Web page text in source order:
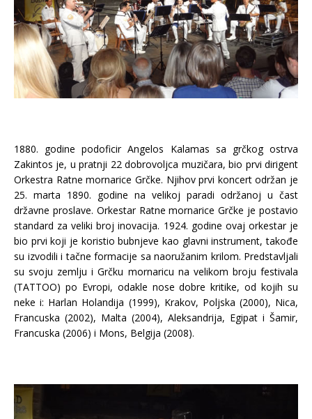
1880. godine podoficir Angelos Kalamas sa grčkog ostrva
Zakintos je, u pratnji 22 dobrovoljca muzičara, bio prvi dirigent
Orkestra Ratne mornarice Grčke. Njihov prvi koncert održan je
25. marta 1890. godine na velikoj paradi održanoj u čast
državne proslave. Orkestar Ratne mornarice Grčke je postavio
standard za veliki broj inovacija. 1924. godine ovaj orkestar je
bio prvi koji je koristio bubnjeve kao glavni instrument, takođe
su izvodili i tačne formacije sa naoružanim krilom. Predstavljali
su svoju zemlju i Grčku mornaricu na velikom broju festivala
(TATTOO) po Evropi, odakle nose dobre kritike, od kojih su
neke i: Harlan Holandija (1999), Krakov, Poljska (2000), Nica,
Francuska (2002), Malta (2004), Aleksandrija, Egipat i Šamir,
Francuska (2006) i Mons, Belgija (2008).